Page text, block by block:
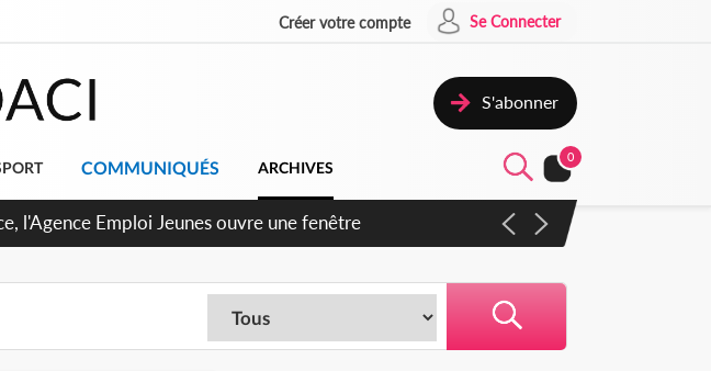
Créer votre compte Se Connecter
S'abonner
COMMUNIQUÉS ARCHIVES
0
agents contractuels obtiennent un accord avec la